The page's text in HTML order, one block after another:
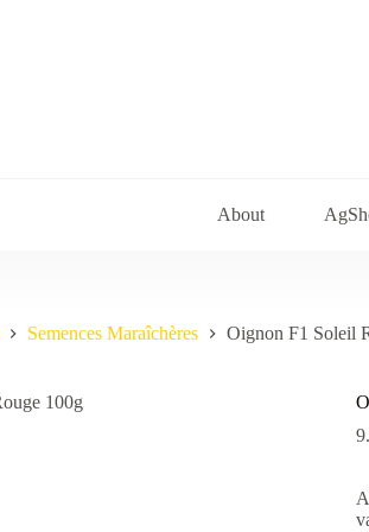
About
Semences Maraîchères Oignon F1 Soleil